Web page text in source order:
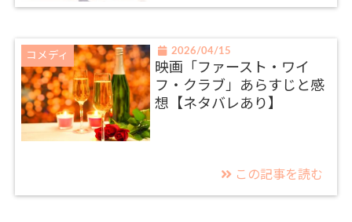
コメディ 2026/04/15
映画「ファースト・ワイ
フ・クラブ」あらすじと感
想【ネタバレあり】
この記事を読む